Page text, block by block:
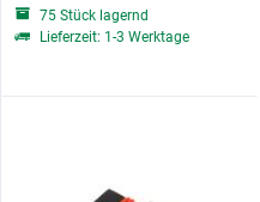
75 Stück lagernd
Lieferzeit: 1-3 Werktage